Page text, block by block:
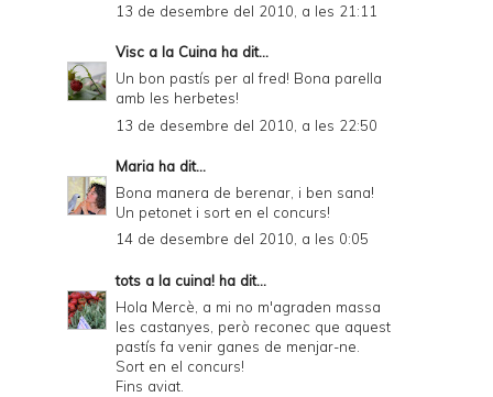
13 de desembre del 2010, a les 21:11
Visc a la Cuina ha dit...
Un bon pastís per al fred! Bona parella
amb les herbetes!
13 de desembre del 2010, a les 22:50
Maria ha dit...
Bona manera de berenar, i ben sana!
Un petonet i sort en el concurs!
14 de desembre del 2010, a les 0:05
tots a la cuina! ha dit...
Hola Mercè, a mi no m'agraden massa
les castanyes, però reconec que aquest
pastís fa venir ganes de menjar-ne.
Sort en el concurs!
Fins aviat.